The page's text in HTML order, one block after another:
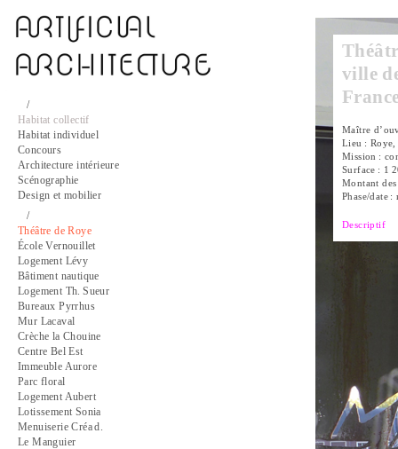
/
Habitat collectif
Habitat individuel
Concours
Architecture intérieure
Scénographie
Design et mobilier
/
Théâtre de Roye
École Vernouillet
Logement Lévy
Bâtiment nautique
Logement Th. Sueur
Bureaux Pyrrhus
Mur Lacaval
Crèche la Chouine
Centre Bel Est
Immeuble Aurore
Parc floral
Logement Aubert
Lotissement Sonia
Menuiserie Créa d.
Le Manguier
ville
Maître
Lieu : Roye,
Mission :
Surface : 1
Montant
Phase/date
Descriptif